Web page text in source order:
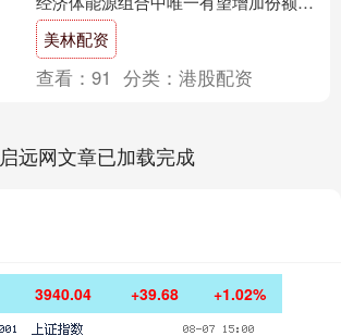
化石燃料。Moneta Markets外汇认为，尽
管全....
美林配资
查看：91 分类：港股配资
启远网文章已加载完成
3940.04 +39.68 +1.02%